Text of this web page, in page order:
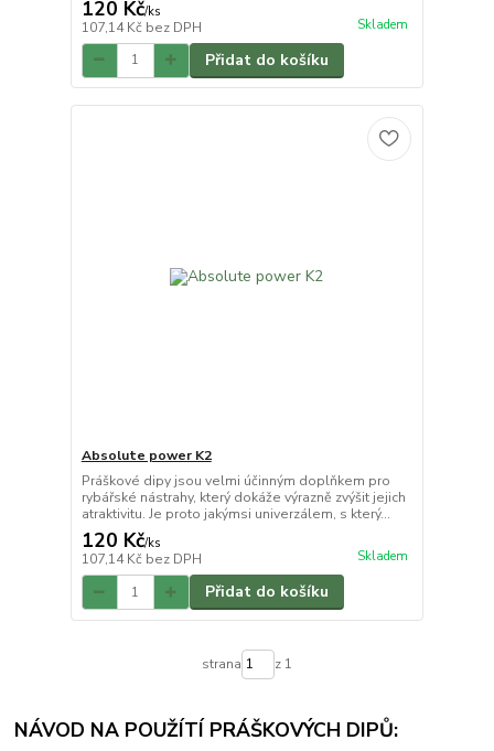
120 Kč/ks
107,14 Kč bez DPH Skladem
Přidat do košíku
Absolute power K2
Práškové dipy jsou velmi účinným doplňkem pro
rybářské nástrahy, který dokáže výrazně zvýšit jejich
atraktivitu. Je proto jakýmsi univerzálem, s který...
120 Kč/ks
107,14 Kč bez DPH Skladem
Přidat do košíku
strana z 1
NÁVOD NA POUŽÍTÍ PRÁŠKOVÝCH DIPŮ: